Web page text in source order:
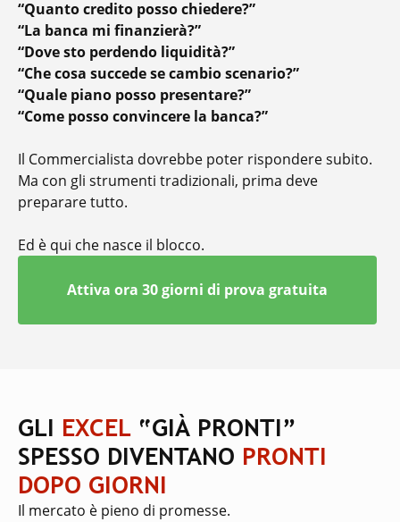
“Quanto credito posso chiedere?”
“La banca mi finanzierà?”
“Dove sto perdendo liquidità?”
“Che cosa succede se cambio scenario?”
“Quale piano posso presentare?”
“Come posso convincere la banca?”
Il Commercialista dovrebbe poter rispondere subito.
Ma con gli strumenti tradizionali, prima deve
preparare tutto.
Ed è qui che nasce il blocco.
Attiva ora 30 giorni di prova gratuita
GLI EXCEL “GIÀ PRONTI”
SPESSO DIVENTANO PRONTI
DOPO GIORNI
Il mercato è pieno di promesse.